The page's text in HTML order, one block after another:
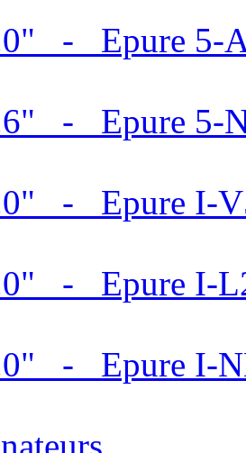
- Epure 5-
- Epure 5-
- Epure I-
- Epure I-
- Epure I-